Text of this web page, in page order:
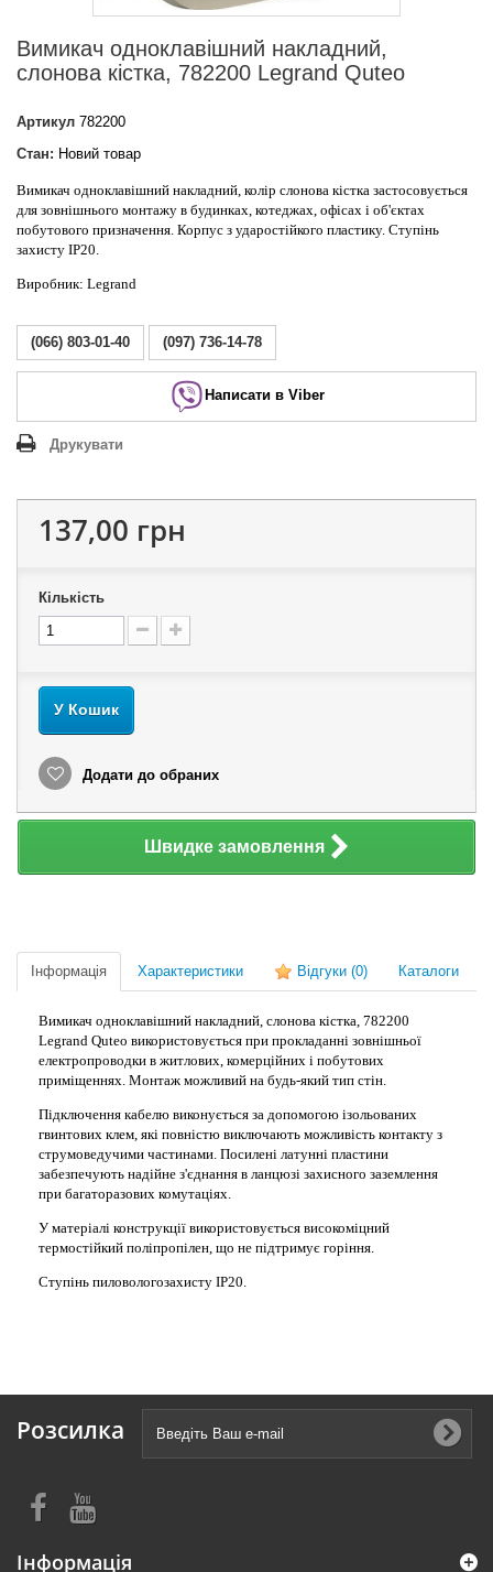
Вимикач одноклавішний накладний,
слонова кістка, 782200 Legrand Quteo
Артикул 782200
Стан: Новий товар
Вимикач одноклавішний накладний, колір слонова кістка застосовується
для зовнішнього монтажу в будинках, котеджах, офісах і об'єктах
побутового призначення. Корпус з ударостійкого пластику. Ступінь
захисту IP20.
Виробник: Legrand
(066) 803-01-40 (097) 736-14-78
Написати в Viber
Друкувати
137,00 грн
Кількість
У Кошик
Додати до обраних
Швидке замовлення
Інформація Характеристики Відгуки (0) Каталоги
Вимикач одноклавішний накладний, слонова кістка, 782200
Legrand Quteo використовується при прокладанні зовнішньої
електропроводки в житлових, комерційних і побутових
приміщеннях. Монтаж можливий на будь-який тип стін.
Підключення кабелю виконується за допомогою ізольованих
гвинтових клем, які повністю виключають можливість контакту з
струмоведучими частинами. Посилені латунні пластини
забезпечують надійне з'єднання в ланцюзі захисного заземлення
при багаторазових комутаціях.
У матеріалі конструкції використовується високоміцний
термостійкий поліпропілен, що не підтримує горіння.
Ступінь пиловологозахисту IP20.
Розсилка
Інформація